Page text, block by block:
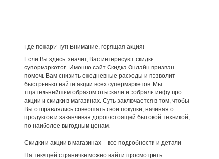
Где пожар? Тут! Внимание, горящая акция!
Если Вы здесь, значит, Вас интересуют скидки
супермаркетов. Именно сайт Скидка Онлайн призван
помочь Вам снизить ежедневные расходы и позволит
быстренько найти акции всех супермаркетов. Мы
тщательнейшим образом отыскали и собрали инфу про
акции и скидки в магазинах. Суть заключается в том, чтобы
Вы отправлялись совершать свои покупки, начиная от
продуктов и заканчивая дорогостоящей бытовой техникой,
по наиболее выгодным ценам.
Скидки и акции в магазинах – все подробности и детали
На текущей страничке можно найти просмотреть